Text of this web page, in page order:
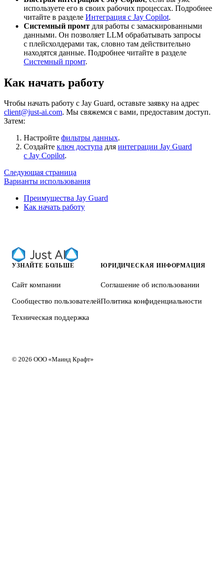
используете его в своих рабочих процессах. Подробнее
читайте в разделе Интеграция с Jay Copilot.
Системный промт для работы с замаскированными
данными. Он позволяет LLM обрабатывать запросы
с плейсхолдерами так, словно там действительно
находятся данные. Подробнее читайте в разделе
Системный промт.
Как начать работу
Чтобы начать работу с Jay Guard, оставьте заявку на адрес
client@just-ai.com. Мы свяжемся с вами, предоставим доступ.
Затем:
Настройте фильтры данных.
Создайте ключ доступа для интеграции Jay Guard
с Jay Copilot.
Следующая страница
Варианты использования
Преимущества Jay Guard
Как начать работу
УЗНАЙТЕ БОЛЬШЕ
Сайт компании
Сообщество пользователей
Техническая поддержка
ЮРИДИЧЕСКАЯ ИНФОРМАЦИЯ
Соглашение об использовании
Политика конфиденциальности
© 2026 ООО «Маинд Крафт»